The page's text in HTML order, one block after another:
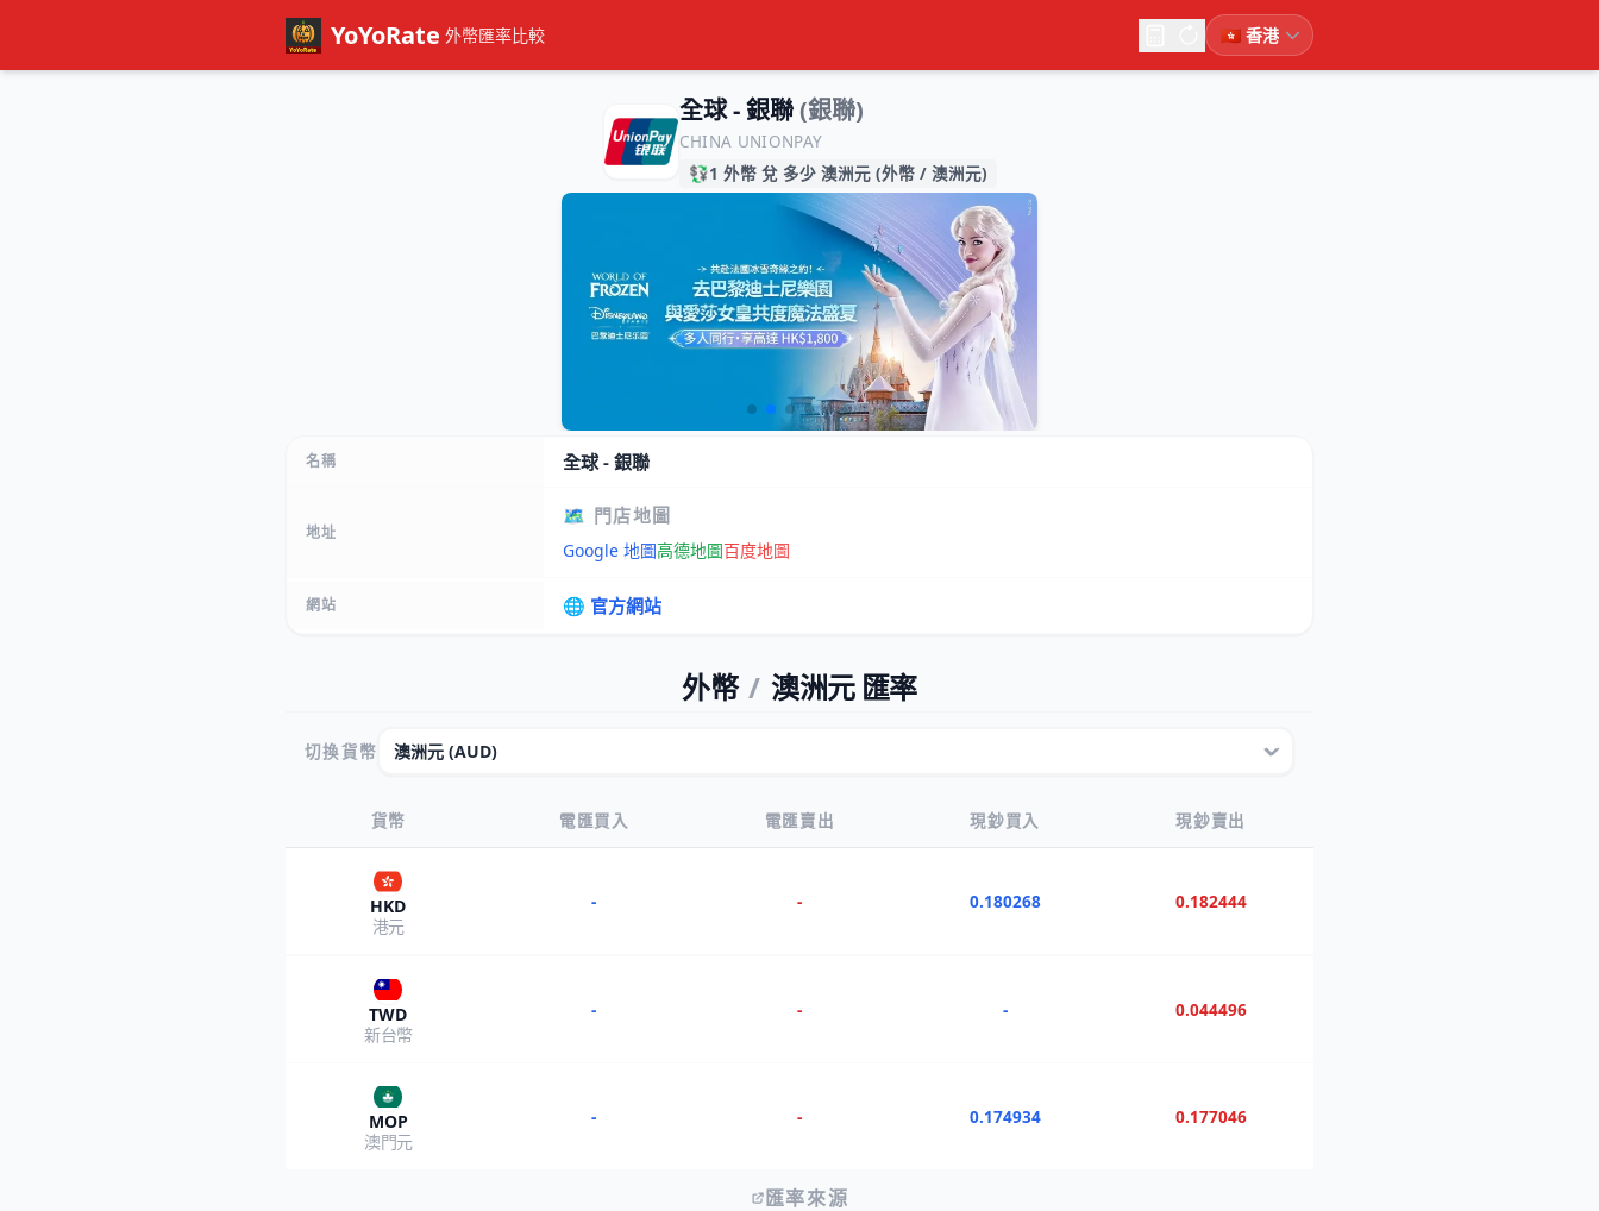
YoYoRate 外幣匯率比較
全球 - 銀聯(銀聯)
CHINA UNIONPAY
💱1 外幣 兌 多少 澳洲元 (外幣 / 澳洲元)
名稱 全球 - 銀聯
地址
🗺️ 門店地圖
Google 地圖高德地圖百度地圖
網站 🌐 官方網站
外幣 / 澳洲元 匯率
切換貨幣
貨幣 電匯買入 電匯賣出 現鈔買入 現鈔賣出
HKD
港元
- - 0.180268 0.182444
TWD
新台幣
- - - 0.044496
MOP
澳門元
- - 0.174934 0.177046
匯率來源